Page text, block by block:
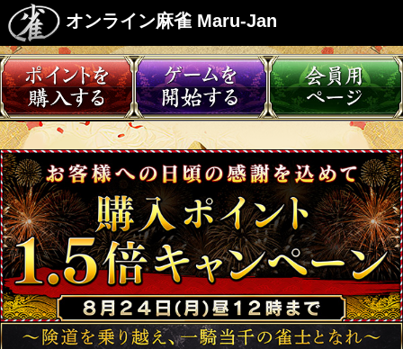
オンライン麻雀 Maru-Jan